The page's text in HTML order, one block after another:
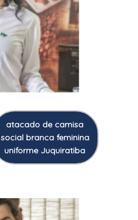
atacado de camisa
social branca feminina
uniforme Juquiratiba